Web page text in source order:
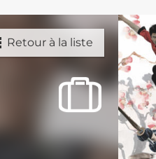
Retour à la liste